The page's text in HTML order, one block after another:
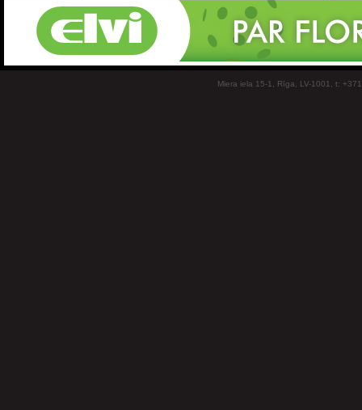
Miera iela 15-1, Rīga, LV-1001, t: